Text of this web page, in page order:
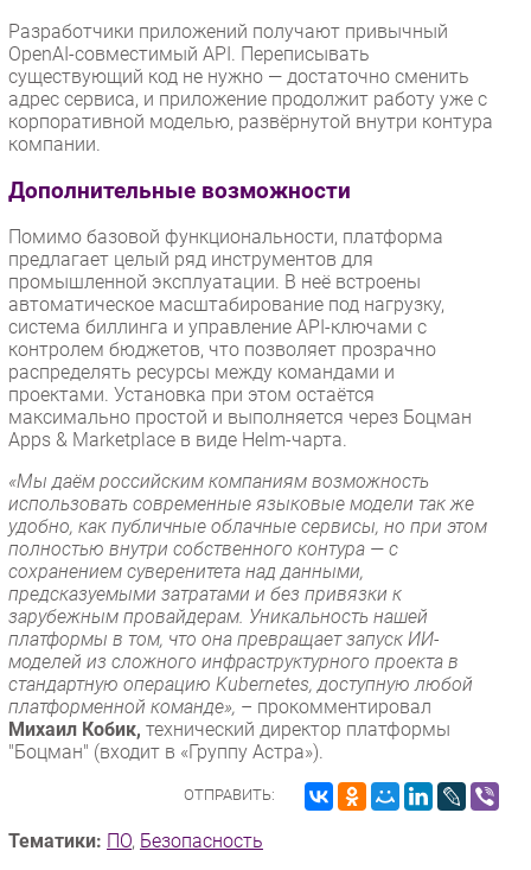
Разработчики приложений получают привычный
OpenAI-совместимый API. Переписывать
существующий код не нужно — достаточно сменить
адрес сервиса, и приложение продолжит работу уже с
корпоративной моделью, развёрнутой внутри контура
компании.
Дополнительные возможности
Помимо базовой функциональности, платформа
предлагает целый ряд инструментов для
промышленной эксплуатации. В неё встроены
автоматическое масштабирование под нагрузку,
система биллинга и управление API-ключами с
контролем бюджетов, что позволяет прозрачно
распределять ресурсы между командами и
проектами. Установка при этом остаётся
максимально простой и выполняется через Боцман
Apps & Marketplace в виде Helm-чарта.
«Мы даём российским компаниям возможность
использовать современные языковые модели так же
удобно, как публичные облачные сервисы, но при этом
полностью внутри собственного контура — с
сохранением суверенитета над данными,
предсказуемыми затратами и без привязки к
зарубежным провайдерам. Уникальность нашей
платформы в том, что она превращает запуск ИИ-
моделей из сложного инфраструктурного проекта в
стандартную операцию Kubernetes, доступную любой
платформенной команде», – прокомментировал
Михаил Кобик, технический директор платформы
"Боцман" (входит в «Группу Астра»).
ОТПРАВИТЬ:
Тематики: ПО, Безопасность